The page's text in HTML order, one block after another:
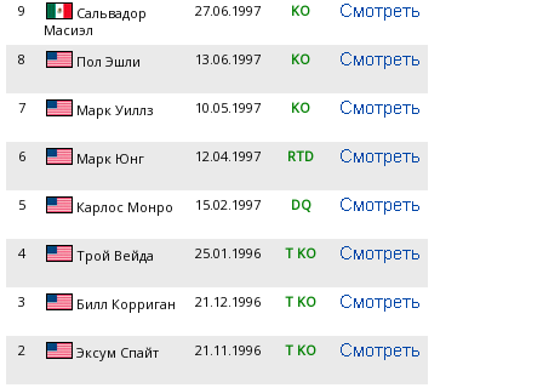
9
Сальвадор
Масиэл
27.06.1997 KO
8 Пол Эшли 13.06.1997 KO
7 Марк Уиллз 10.05.1997 KO
6 Марк Юнг 12.04.1997 RTD
5 Карлос Монро 15.02.1997 DQ
4 Трой Вейда 25.01.1996 T KO
3 Билл Корриган 21.12.1996 T KO
2 Эксум Спайт 21.11.1996 T KO